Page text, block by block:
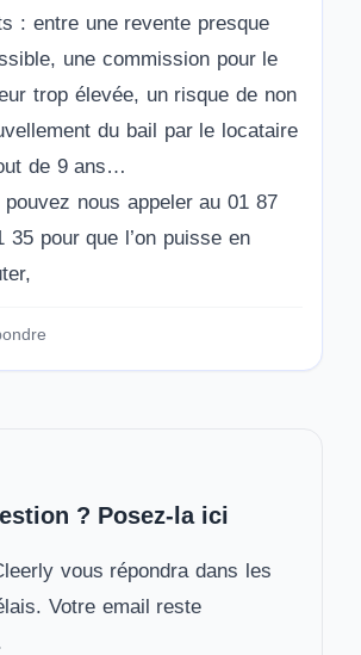
: entre une revente presque
une commission pour le
trop élevée, un risque de non
du bail par le locataire
de 9 ans…
pouvez nous appeler au 01 87
35 pour que l’on puisse en
? Posez-la ici
vous répondra dans les
Votre email reste